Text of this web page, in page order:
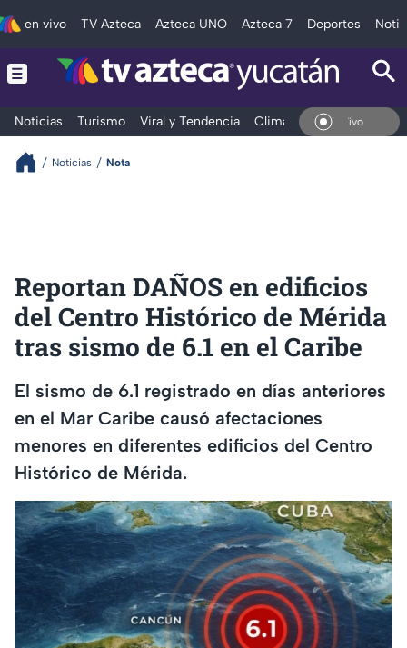
en vivo TV Azteca Azteca UNO Azteca 7 Deportes
Noticias Turismo Viral y Tendencia Clima Deportes
En Vivo
Noticias Nota
Reportan DAÑOS en edificios
del Centro Histórico de Mérida
tras sismo de 6.1 en el Caribe
El sismo de 6.1 registrado en días anteriores
en el Mar Caribe causó afectaciones
menores en diferentes edificios del Centro
Histórico de Mérida.